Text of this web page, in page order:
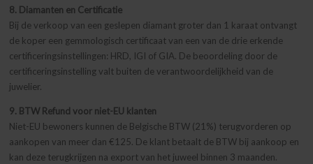
8. Diamanten en Certificatie
Bij de verkoop van een geslepen diamant groter dan 1 karaat ontvangt
de koper een gemmologisch certificaat van een van de drie erkende
certificeringsinstellingen: HRD, IGI of GIA. De beoordeling door de
certificeringsinstelling valt buiten de verantwoordelijkheid van de
juwelier.
9. BTW Refund voor niet-EU klanten
Niet-EU bewoners kunnen de Belgische BTW (21%) terugvorderen op
aankopen van meer dan €125. De klant betaalt de BTW bij aankoop en
kan deze terugkrijgen na export van het juweel binnen 3 maanden.